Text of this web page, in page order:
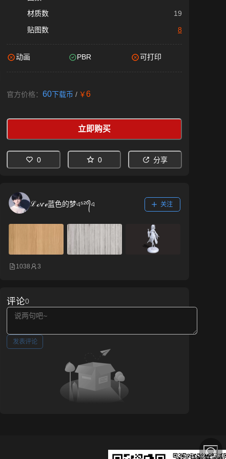
材质数
19
贴图数
8
动画 PBR 可打印
官方价格： 60下载币 / ￥6
立即购买
0 0 分享
ℒℴѵℯ蓝色的梦এ⁵²º᭄এ 关注
1038 3
评论0
发表评论